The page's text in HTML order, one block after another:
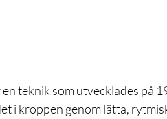
teknik som utvecklades på
i kroppen genom lätta,